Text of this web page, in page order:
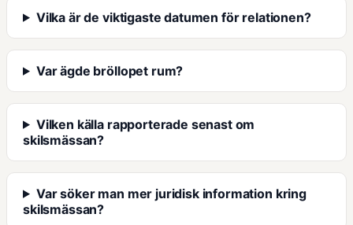
Vilka är de viktigaste datumen för relationen?
Var ägde bröllopet rum?
Vilken källa rapporterade senast om
skilsmässan?
Var söker man mer juridisk information kring
skilsmässan?